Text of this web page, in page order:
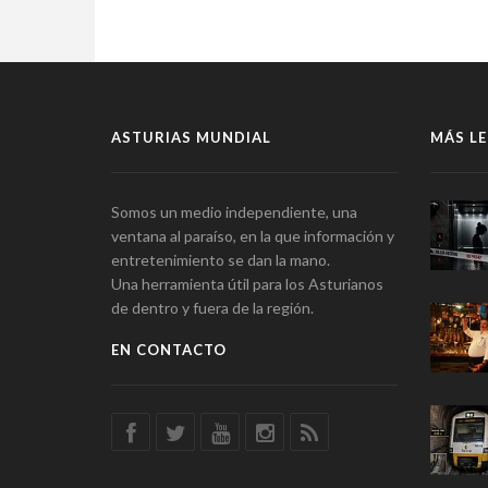
ASTURIAS MUNDIAL
Somos un medio independiente, una
ventana al paraíso, en la que información y
entretenimiento se dan la mano.
Una herramienta útil para los Asturianos
de dentro y fuera de la región.
EN CONTACTO
MÁS